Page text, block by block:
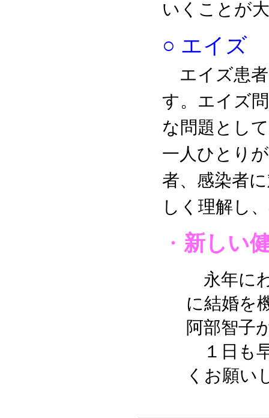
いくことが
○ エイズ
エイズ患者
す。エイズ
な問題とし
一人ひとり
者、感染者
しく理解し
・ 新しい
永年に
に結婚を
阿部智子
１日も
くお願い